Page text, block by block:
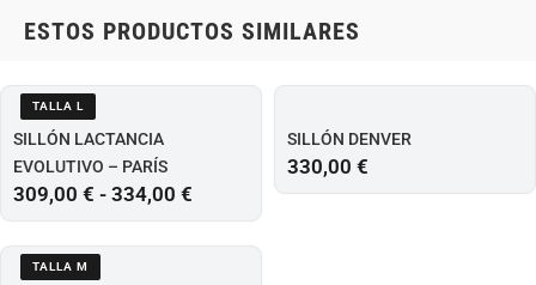
ESTOS PRODUCTOS SIMILARES
TALLA L
SILLÓN LACTANCIA
EVOLUTIVO – PARÍS
309,00 € - 334,00 €
SILLÓN DENVER
330,00 €
TALLA M